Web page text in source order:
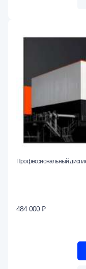
Профессиональный
484 000 ₽